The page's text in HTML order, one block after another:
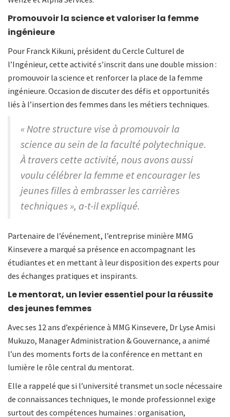
Promouvoir la science et valoriser la femme
ingénieure
Pour Franck Kikuni, président du Cercle Culturel de
l’Ingénieur, cette activité s’inscrit dans une double mission :
promouvoir la science et renforcer la place de la femme
ingénieure. Occasion de discuter des défis et opportunités
liés à l’insertion des femmes dans les métiers techniques.
« Notre structure vise à promouvoir la
science au sein de la faculté polytechnique.
À travers cette activité, nous avons aussi
voulu célébrer la femme et encourager les
jeunes filles à embrasser les carrières
techniques », a-t-il expliqué.
Partenaire de l’événement, l’entreprise minière MMG
Kinsevere a marqué sa présence en accompagnant les
étudiantes et en mettant à leur disposition des experts pour
des échanges pratiques et inspirants.
Le mentorat, un levier essentiel pour la réussite
des jeunes femmes
Avec ses 12 ans d’expérience à MMG Kinsevere, Dr Lyse Amisi
Mukuzo, Manager Administration & Gouvernance, a animé
l’un des moments forts de la conférence en mettant en
lumière le rôle central du mentorat.
Elle a rappelé que si l’université transmet un socle nécessaire
de connaissances techniques, le monde professionnel exige
surtout des compétences humaines : organisation,